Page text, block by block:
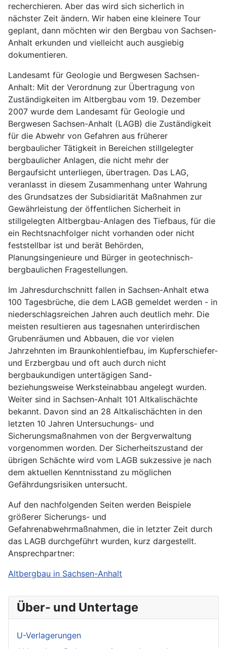
recherchieren. Aber das wird sich sicherlich in
nächster Zeit ändern. Wir haben eine kleinere Tour
geplant, dann möchten wir den Bergbau von Sachsen-
Anhalt erkunden und vielleicht auch ausgiebig
dokumentieren.
Landesamt für Geologie und Bergwesen Sachsen-
Anhalt: Mit der Verordnung zur Übertragung von
Zuständigkeiten im Altbergbau vom 19. Dezember
2007 wurde dem Landesamt für Geologie und
Bergwesen Sachsen-Anhalt (LAGB) die Zuständigkeit
für die Abwehr von Gefahren aus früherer
bergbaulicher Tätigkeit in Bereichen stillgelegter
bergbaulicher Anlagen, die nicht mehr der
Bergaufsicht unterliegen, übertragen. Das LAG,
veranlasst in diesem Zusammenhang unter Wahrung
des Grundsatzes der Subsidiarität Maßnahmen zur
Gewährleistung der öffentlichen Sicherheit in
stillgelegten Altbergbau-Anlagen des Tiefbaus, für die
ein Rechtsnachfolger nicht vorhanden oder nicht
feststellbar ist und berät Behörden,
Planungsingenieure und Bürger in geotechnisch-
bergbaulichen Fragestellungen.
Im Jahresdurchschnitt fallen in Sachsen-Anhalt etwa
100 Tagesbrüche, die dem LAGB gemeldet werden - in
niederschlagsreichen Jahren auch deutlich mehr. Die
meisten resultieren aus tagesnahen unterirdischen
Grubenräumen und Abbauen, die vor vielen
Jahrzehnten im Braunkohlentiefbau, im Kupferschiefer-
und Erzbergbau und oft auch durch nicht
bergbaukundigen untertägigen Sand-
beziehungsweise Werksteinabbau angelegt wurden.
Weiter sind in Sachsen-Anhalt 101 Altkalischächte
bekannt. Davon sind an 28 Altkalischächten in den
letzten 10 Jahren Untersuchungs- und
Sicherungsmaßnahmen von der Bergverwaltung
vorgenommen worden. Der Sicherheitszustand der
übrigen Schächte wird vom LAGB sukzessive je nach
dem aktuellen Kenntnisstand zu möglichen
Gefährdungsrisiken untersucht.
Auf den nachfolgenden Seiten werden Beispiele
größerer Sicherungs- und
Gefahrenabwehrmaßnahmen, die in letzter Zeit durch
das LAGB durchgeführt wurden, kurz dargestellt.
Ansprechpartner:
Altbergbau in Sachsen-Anhalt
Über- und Untertage
U-Verlagerungen